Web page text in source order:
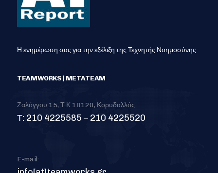
Η ενημέρωση σας για την εξέλιξη της Τεχνητής Νοημοσύνης
TEAMWORKS | METATEAM
Ζαλόγγου 15, Τ.Κ 18120, Κορυδαλλός
Τ: 210 4225585 – 210 4225520
E-mail: